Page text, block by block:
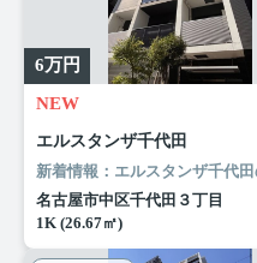
6万円
NEW
エルスタンザ千代田
名古屋市中区千代田３丁目
1K (26.67㎡)